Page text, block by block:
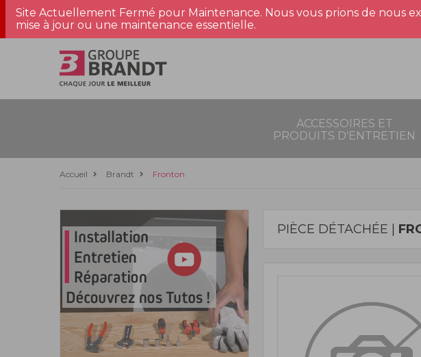
Site Actuellement Fermé pour Maintenance. Nous vous prions de nous
mise à jour ou une maintenance essentielle.
ACCESSOIRES ET
PRODUITS D'ENTRETIEN
Accueil Brandt Fronton
PIÈCE DÉTACHÉE |